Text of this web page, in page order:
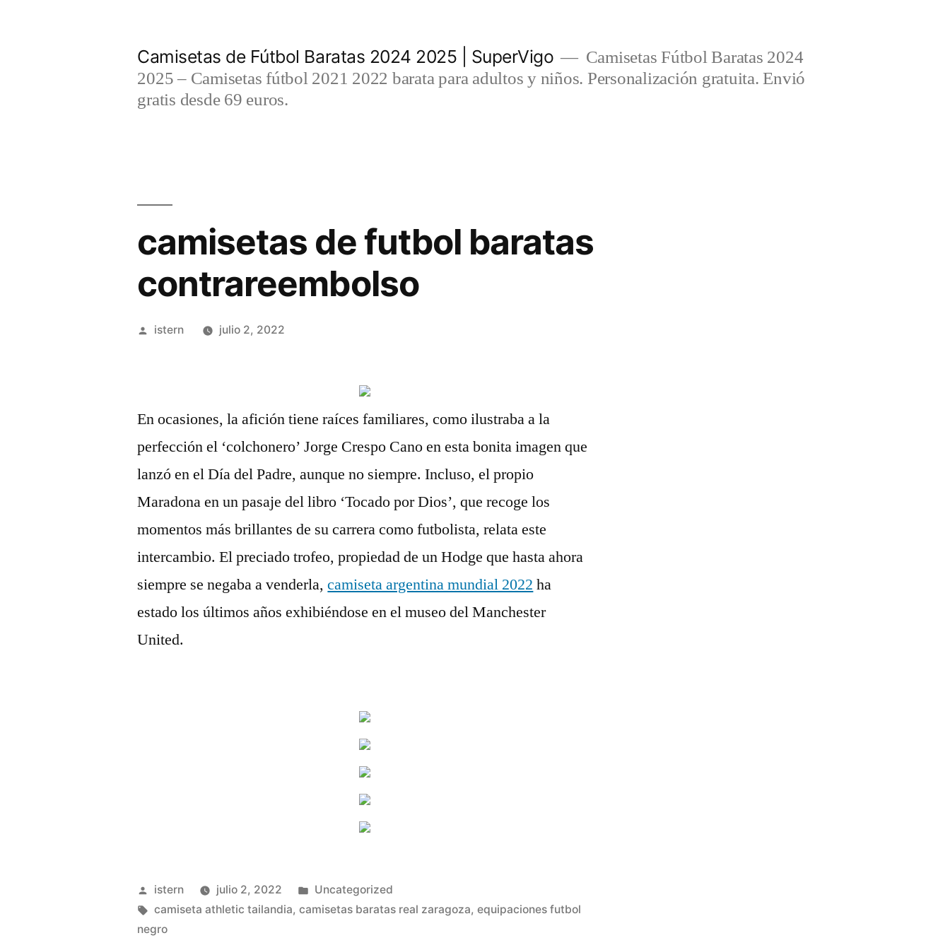
Camisetas de Fútbol Baratas 2024 2025 | SuperVigo
Camisetas Fútbol Baratas 2024
2025 – Camisetas fútbol 2021 2022 barata para adultos y niños. Personalización gratuita. Envió
gratis desde 69 euros.
camisetas de futbol baratas
contrareembolso
Publicado
istern julio 2, 2022
En ocasiones, la afición tiene raíces familiares, como ilustraba a la
perfección el ‘colchonero’ Jorge Crespo Cano en esta bonita imagen que
lanzó en el Día del Padre, aunque no siempre. Incluso, el propio
Maradona en un pasaje del libro ‘Tocado por Dios’, que recoge los
momentos más brillantes de su carrera como futbolista, relata este
intercambio. El preciado trofeo, propiedad de un Hodge que hasta ahora
siempre se negaba a venderla,camiseta argentina mundial 2022 ha
estado los últimos años exhibiéndose en el museo del Manchester
United.
Publicado
por
istern julio 2, 2022
Publicado
en
Uncategorized
Etiquetas:
camiseta athletic tailandia,camisetas baratas real zaragoza,equipaciones futbol
negro